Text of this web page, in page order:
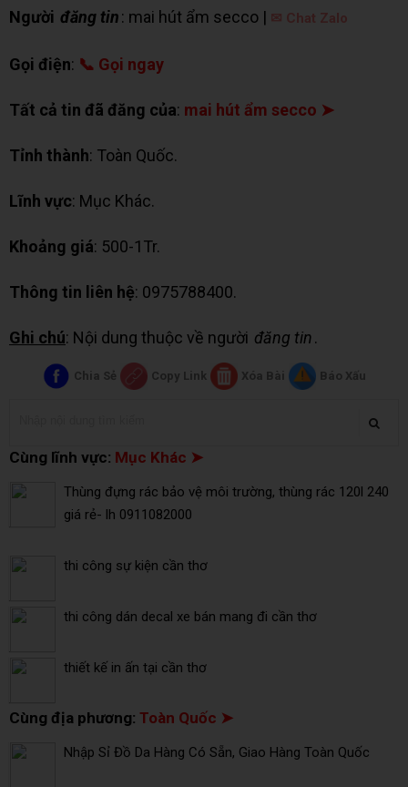
Người đăng tin: mai hút ẩm secco | ✉ Chat Zalo
Gọi điện: 📞 Gọi ngay
Tất cả tin đã đăng của: mai hút ẩm secco ➤
Tỉnh thành: Toàn Quốc.
Lĩnh vực: Mục Khác.
Khoảng giá: 500-1Tr.
Thông tin liên hệ: 0975788400.
Ghi chú: Nội dung thuộc về người đăng tin.
Chia Sẻ Copy Link Xóa Bài Báo Xấu
Cùng lĩnh vực: Mục Khác ➤
Thùng đựng rác bảo vệ môi trường, thùng rác 120l 240
giá rẻ- lh 0911082000
thi công sự kiện cần thơ
thi công dán decal xe bán mang đi cần thơ
thiết kế in ấn tại cần thơ
Cùng địa phương: Toàn Quốc ➤
Nhập Sỉ Đồ Da Hàng Có Sẵn, Giao Hàng Toàn Quốc